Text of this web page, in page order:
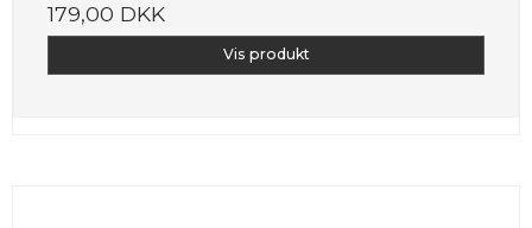
179,00 DKK
Vis produkt